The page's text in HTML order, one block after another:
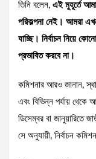
তিনি বলেন, এই মুহূর্তে
পরিকল্পনা নেই। আমরা
যাচ্ছি। নির্বাচন নিয়ে
প্রভাবিত করবে না।
কমিশনার আরও জানান,
এবং বিভিন্ন পর্যায় থেকে
ডিসেম্বর বা জানুয়ারিতে
সে অনুযায়ী, নির্বাচন